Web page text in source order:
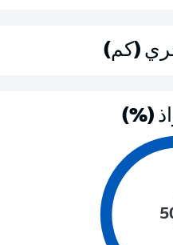
(كم)
(%)